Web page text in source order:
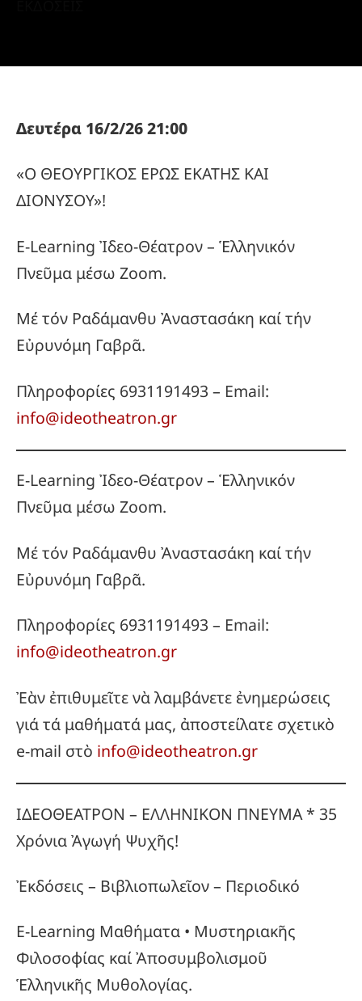
Δευτέρα 16/2/26 21:00
«Ο ΘΕΟΥΡΓΙΚΟΣ ΕΡΩΣ ΕΚΑΤΗΣ ΚΑΙ
ΔΙΟΝΥΣΟΥ»!
E-Learning Ἰδεο-Θέατρον – Ἑλληνικόν
Πνεῦμα μέσω Zoom.
Μέ τόν Ραδάμανθυ Ἀναστασάκη καί τήν
Εὐρυνόμη Γαβρᾶ.
Πληροφορίες 6931191493 – Email:
info@ideotheatron.gr
E-Learning Ἰδεο-Θέατρον – Ἑλληνικόν
Πνεῦμα μέσω Zoom.
Μέ τόν Ραδάμανθυ Ἀναστασάκη καί τήν
Εὐρυνόμη Γαβρᾶ.
Πληροφορίες 6931191493 – Email:
info@ideotheatron.gr
Ἐὰν ἐπιθυμεῖτε νὰ λαμβάνετε ἐνημερώσεις
γιά τά μαθήματά μας, ἀποστείλατε σχετικὸ
e-mail στὸ info@ideotheatron.gr
ΙΔΕΟΘΕΑΤΡΟΝ – ΕΛΛΗΝΙΚΟΝ ΠΝΕΥΜΑ * 35
Χρόνια Ἀγωγή Ψυχῆς!
Ἐκδόσεις – Βιβλιοπωλεῖον – Περιοδικό
E-Learning Μαθήματα • Μυστηριακῆς
Φιλοσοφίας καί Ἀποσυμβολισμοῦ
Ἑλληνικῆς Μυθολογίας.